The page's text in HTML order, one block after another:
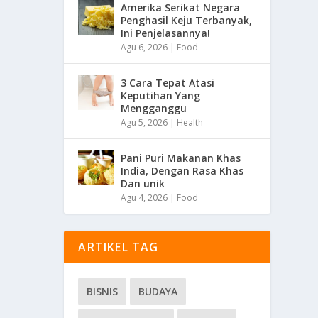
Amerika Serikat Negara
Penghasil Keju Terbanyak,
Ini Penjelasannya!
Agu 6, 2026 | Food
3 Cara Tepat Atasi
Keputihan Yang
Mengganggu
Agu 5, 2026 | Health
Pani Puri Makanan Khas
India, Dengan Rasa Khas
Dan unik
Agu 4, 2026 | Food
ARTIKEL TAG
BISNIS BUDAYA